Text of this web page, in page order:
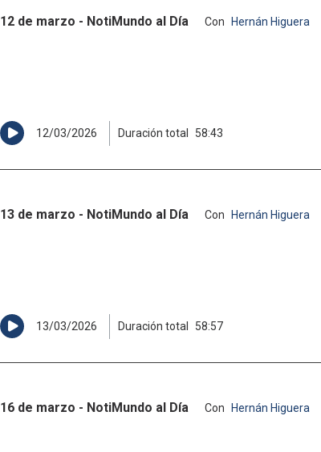
12 de marzo - NotiMundo al Día Con Hernán Higuera
12/03/2026 Duración total 58:43
13 de marzo - NotiMundo al Día Con Hernán Higuera
13/03/2026 Duración total 58:57
16 de marzo - NotiMundo al Día Con Hernán Higuera